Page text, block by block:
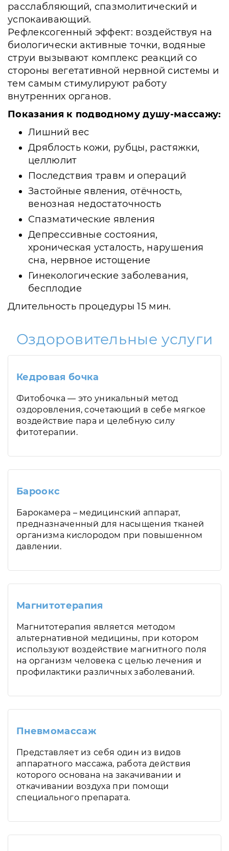
расслабляющий, спазмолитический и
успокаивающий.
Рефлексогенный эффект: воздействуя на
биологически активные точки, водяные
струи вызывают комплекс реакций со
стороны вегетативной нервной системы и
тем самым стимулируют работу
внутренних органов.
Показания к подводному душу-массажу:
Лишний вес
Дряблость кожи, рубцы, растяжки,
целлюлит
Последствия травм и операций
Застойные явления, отёчность,
венозная недостаточность
Спазматические явления
Депрессивные состояния,
хроническая усталость, нарушения
сна, нервное истощение
Гинекологические заболевания,
бесплодие
Длительность процедуры 15 мин.
Оздоровительные услуги
Кедровая бочка
Фитобочка — это уникальный метод
оздоровления, сочетающий в себе мягкое
воздействие пара и целебную силу
фитотерапии.
Бароокс
Барокамера – медицинский аппарат,
предназначенный для насыщения тканей
организма кислородом при повышенном
давлении.
Магнитотерапия
Магнитотерапия является методом
альтернативной медицины, при котором
используют воздействие магнитного поля
на организм человека с целью лечения и
профилактики различных заболеваний.
Пневмомассаж
Представляет из себя один из видов
аппаратного массажа, работа действия
которого основана на закачивании и
откачивании воздуха при помощи
специального препарата.